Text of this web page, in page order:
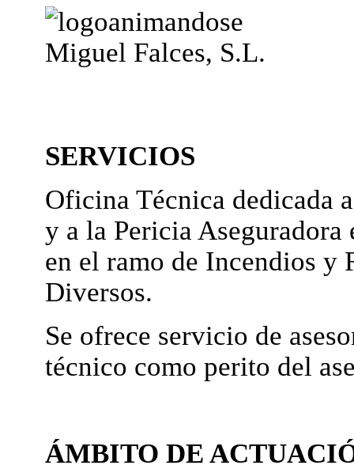
Miguel Falces, S.L.
SERVICIOS
Oficina Técnica dedicada
y a la Pericia Aseguradora
en el ramo de Incendios y
Diversos.
Se ofrece servicio de
técnico como perito del
ÁMBITO DE